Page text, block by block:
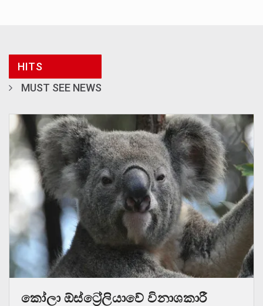
HITS
MUST SEE NEWS
කෝලා ඕස්ට්‍රේලියාවේ විනාශකාරී